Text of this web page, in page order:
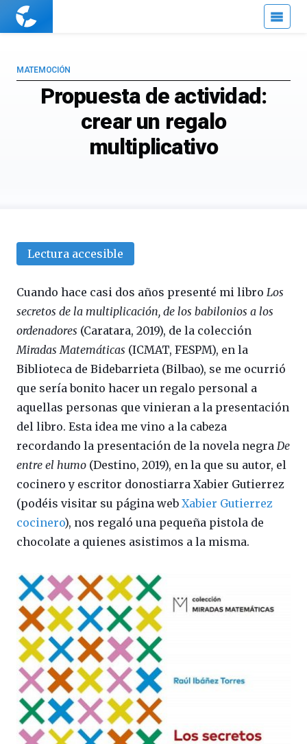
Cuaderno
Propuesta de actividad:
crear un regalo
multiplicativo
MATEMOCIÓN
Lectura accesible
Cuando hace casi dos años presenté mi libro Los
secretos de la multiplicación, de los babilonios a los
ordenadores (Caratara, 2019), de la colección
Miradas Matemáticas (ICMAT, FESPM), en la
Biblioteca de Bidebarrieta (Bilbao), se me ocurrió
que sería bonito hacer un regalo personal a
aquellas personas que vinieran a la presentación
del libro. Esta idea me vino a la cabeza
recordando la presentación de la novela negra De
entre el humo (Destino, 2019), en la que su autor, el
cocinero y escritor donostiarra Xabier Gutierrez
(podéis visitar su página web Xabier Gutierrez
cocinero), nos regaló una pequeña pistola de
chocolate a quienes asistimos a la misma.